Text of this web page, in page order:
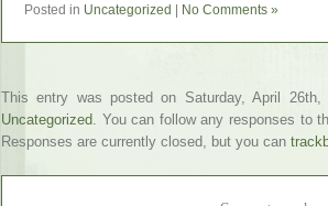
Posted in Uncategorized No Comments »
This entry was posted on Saturday, April
Uncategorized. You can follow any responses to
Responses are currently closed, but you can